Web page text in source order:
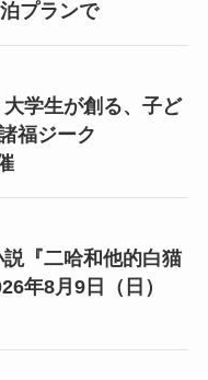
プランで
学生が創る、子ど
福ジーク
『二哈和他的白猫
年8月9日（日）